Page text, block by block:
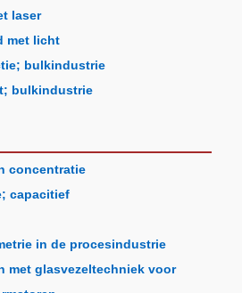
laser
met licht
bulkindustrie
bulkindustrie
concentratie
capacitief
in de procesindustrie
met glasvezeltechniek voor